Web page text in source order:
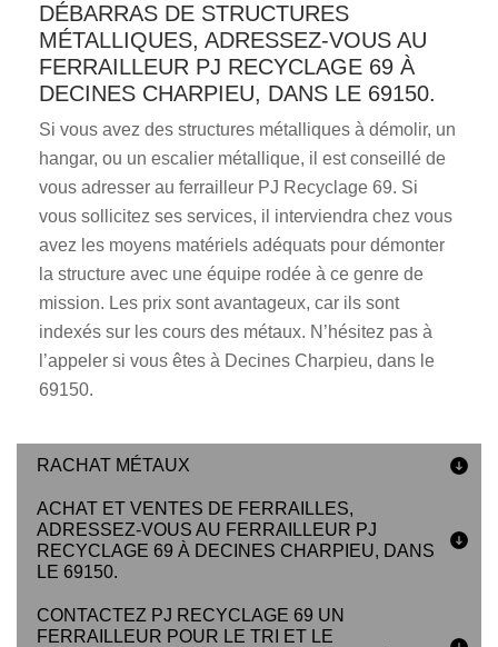
DÉBARRAS DE STRUCTURES
MÉTALLIQUES, ADRESSEZ-VOUS AU
FERRAILLEUR PJ RECYCLAGE 69 À
DECINES CHARPIEU, DANS LE 69150.
Si vous avez des structures métalliques à démolir, un
hangar, ou un escalier métallique, il est conseillé de
vous adresser au ferrailleur PJ Recyclage 69. Si
vous sollicitez ses services, il interviendra chez vous
avez les moyens matériels adéquats pour démonter
la structure avec une équipe rodée à ce genre de
mission. Les prix sont avantageux, car ils sont
indexés sur les cours des métaux. N’hésitez pas à
l’appeler si vous êtes à Decines Charpieu, dans le
69150.
RACHAT MÉTAUX
ACHAT ET VENTES DE FERRAILLES,
ADRESSEZ-VOUS AU FERRAILLEUR PJ
RECYCLAGE 69 À DECINES CHARPIEU, DANS
LE 69150.
CONTACTEZ PJ RECYCLAGE 69 UN
FERRAILLEUR POUR LE TRI ET LE